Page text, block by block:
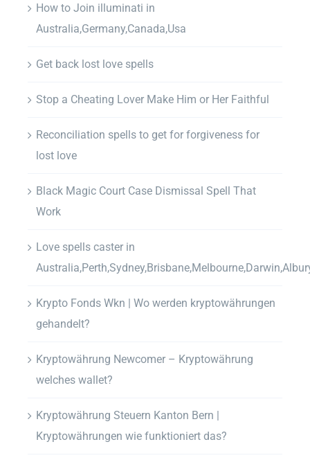
How to Join illuminati in
Australia,Germany,Canada,Usa
Get back lost love spells
Stop a Cheating Lover Make Him or Her Faithful
Reconciliation spells to get for forgiveness for
lost love
Black Magic Court Case Dismissal Spell That
Work
Love spells caster in
Krypto Fonds Wkn | Wo werden kryptowährungen
gehandelt?
Kryptowährung Newcomer – Kryptowährung
welches wallet?
Kryptowährung Steuern Kanton Bern |
Kryptowährungen wie funktioniert das?